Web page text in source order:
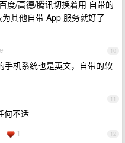
度/高德/腾讯切换着用 自带的
其他自带 App 服务就好了
10
手机系统也是英文，自带的软
11
何不适
12
1